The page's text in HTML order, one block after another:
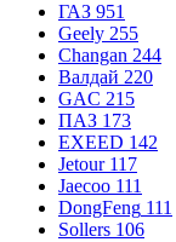
ГАЗ 951
Geely 255
Changan 244
Валдай 220
GAC 215
ПАЗ 173
EXEED 142
Jetour 117
Jaecoo 111
DongFeng 111
Sollers 106